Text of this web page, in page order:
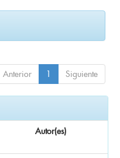
Anterior 1 Siguiente
Autor(es)